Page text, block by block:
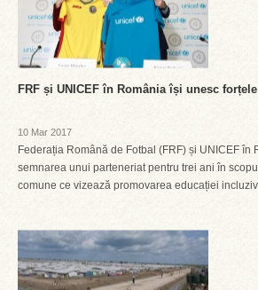
FRF și UNICEF în România își unesc
10 Mar 2017
Federația Română de Fotbal (FRF) și UNICEF în
semnarea unui parteneriat pentru trei ani în
comune ce vizează promovarea educației